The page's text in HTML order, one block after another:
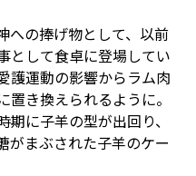
への捧げ物として、以前
として食卓に登場してい
護運動の影響からラム肉
き換えられるように。
に子羊の型が出回り、
がまぶされた子羊のケー